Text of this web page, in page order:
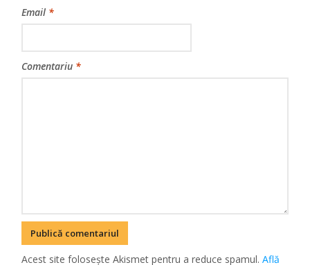
Email *
Comentariu *
Acest site folosește Akismet pentru a reduce spamul.Află